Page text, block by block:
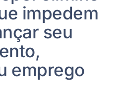
impedem
seu
emprego